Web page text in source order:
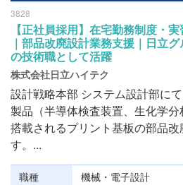
3828
【正社員採用】在宅勤務制度・実
｜部品改廃設計業務支援｜日立
の技術職として活躍
株式会社日立ハイテク
設計戦略本部 システム設計部に
製品（半導体検査装置、生化学
搭載されるプリント基板の部品
す。...
職種
機械・電子設計